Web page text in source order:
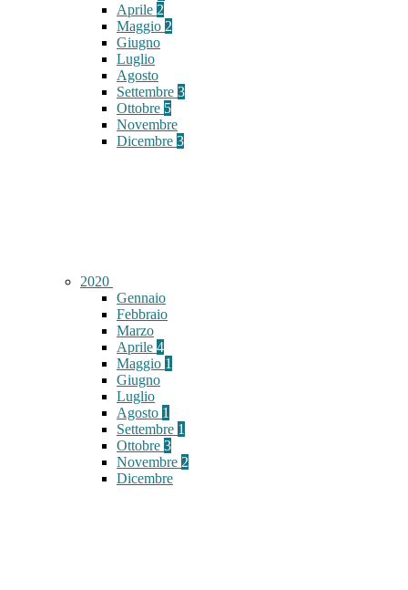
Aprile 2
Maggio 2
Giugno
Luglio
Agosto
Settembre 3
Ottobre 5
Novembre
Dicembre 3
2020
Gennaio
Febbraio
Marzo
Aprile 4
Maggio 1
Giugno
Luglio
Agosto 1
Settembre 1
Ottobre 3
Novembre 2
Dicembre